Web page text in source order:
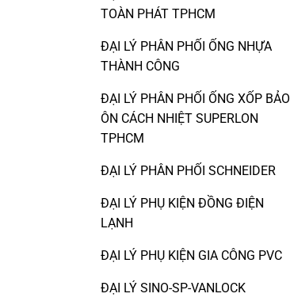
TOÀN PHÁT TPHCM
ĐẠI LÝ PHÂN PHỐI ỐNG NHỰA
THÀNH CÔNG
ĐẠI LÝ PHÂN PHỐI ỐNG XỐP BẢO
ÔN CÁCH NHIỆT SUPERLON
TPHCM
ĐẠI LÝ PHÂN PHỐI SCHNEIDER
ĐẠI LÝ PHỤ KIỆN ĐỒNG ĐIỆN
LẠNH
ĐẠI LÝ PHỤ KIỆN GIA CÔNG PVC
ĐẠI LÝ SINO-SP-VANLOCK